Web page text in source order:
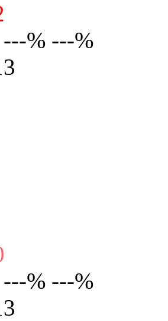
% ---%
% ---%